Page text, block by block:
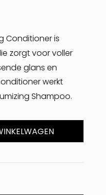
Conditioner is
zorgt voor voller
glans en
werkt
Shampoo.